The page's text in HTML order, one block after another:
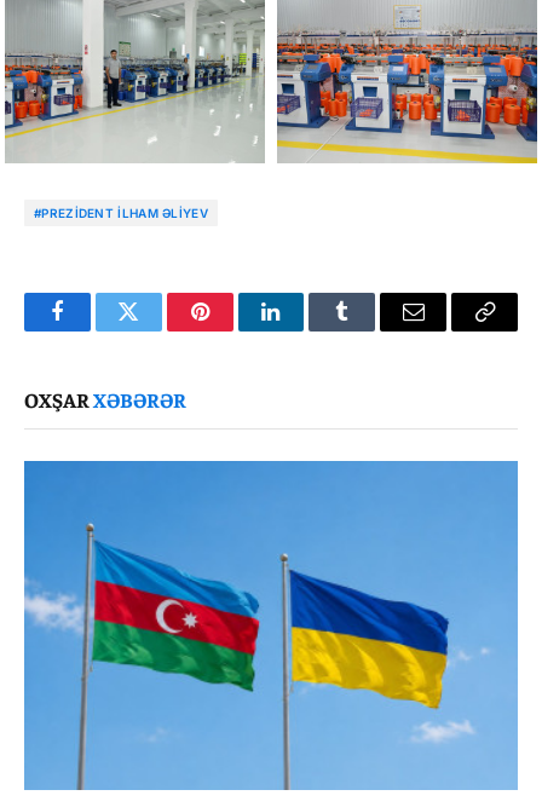
#PREZIDENT İLHAM ƏLIYEV
FacebookTwitter PinterestLinkedInTumblr Email
Copy
OXŞARXƏBƏRƏR